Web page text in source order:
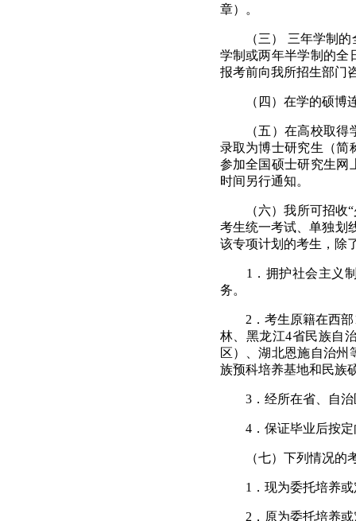
章）。
（三） 三年学制
学制或两年半学制的全
报考前向我所招生部门
（四）在学的硕博
（五）在高校取
录取为博士研究生（简
参加全国硕士研究生网
时间另行通知。
（六）我所可招
考生统一考试、单独划
该专项计划的考生，除
1 ．拥护社会主义
务。
2 ．考生原籍在西部
林、黑龙江4省民族自
区）、湖北恩施自治州
族预科培养基地和民族
3．经所在省、自
4．保证毕业后按
（七）下列情况的
1 ．现为委托培养
2 ．原为委托培养